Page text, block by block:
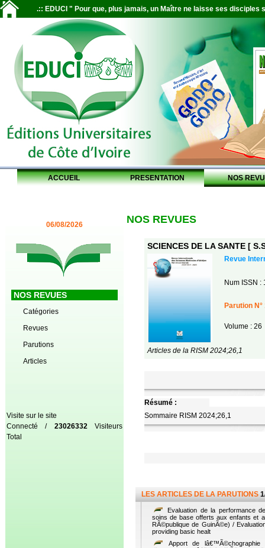
.:: EDUCI " Pour que, plus jamais, un Maître ne laisse ses disciples
ACCUEIL PRESENTATION NOS
06/08/2026
NOS REVUES
Catégories
Revues
Parutions
Articles
Visite sur le site
Connecté / 23026332Visiteurs
Total
NOS REVUES
SCIENCES DE LA SANTE [
Revue
Num ISSN :
Parution N°
Volume : 26
Articles de la RISM 2024;26,1
Résumé :
Sommaire RISM 2024;26,1
LES ARTICLES DE LA PARUTIONS
Evaluation de la performance
soins de base offerts aux enfants et
RÃ©publique de GuinÃ©e) /
providing basic healt
Apport de